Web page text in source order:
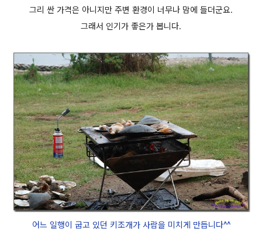
그리 싼 가격은 아니지만 주변 환경이 너무나 맘에 들더군요.
그래서 인기가 좋은가 봅니다.
어느 일행이 굽고 있던 키조개가 사람을 미치게 만듭니다^^